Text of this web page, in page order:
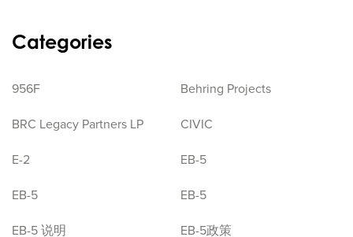
Categories
956F
Behring Projects
BRC Legacy Partners LP
CIVIC
E-2
EB-5
EB-5
EB-5
EB-5 说明
EB-5政策